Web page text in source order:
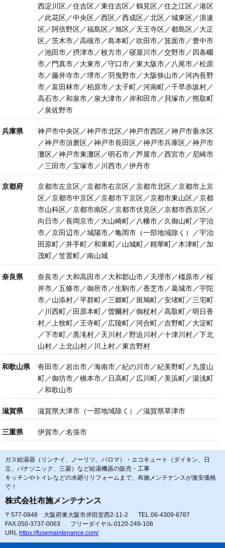
西淀川区／住吉区／東住吉区／鶴見区／住之江区／港区
／此花区／中央区／西区／西成区／北区／城東区／浪速
区／阿倍野区／福島区／旭区／天王寺区／都島区／大正
区／茨木市／高槻市／島本町／吹田市／箕面市／豊中市
／池田市／摂津市／枚方市／寝屋川市／交野市／四条畷
市／門真市／大東市／守口市／東大阪市／八尾市／松原
市／藤井寺市／堺市／羽曳野市／大阪狭山市／河内長野
市／富田林市／柏原市／太子町／河南町／千早赤坂村／
高石市／和泉市／泉大津市／岸和田市／貝塚市／熊取町
／泉佐野市
兵庫県
神戸市中央区／神戸市北区／神戸市西区／神戸市垂水区
／神戸市須磨区／神戸市長田区／神戸市兵庫区／神戸市
灘区／神戸市東灘区／明石市／芦屋市／西宮市／尼崎市
／三田市／宝塚市／川西市／伊丹市
京都府
京都市左京区／京都市右京区／京都市北区／京都市上京
区／京都市中京区／京都市下京区／京都市東山区／京都
市山科区／京都市南区／京都市伏見区／京都市西京区／
向日市／長岡京市／大山崎町／八幡市／久御山町／宇治
市／京田辺市／城陽市／亀岡市（一部地域除く）／宇治
田原町／井手町／和東町／山城町／精華町／木津町／加
茂町／笠置町／南山城
奈良県
奈良市／大和高田市／大和郡山市／天理市／橿原市／桜
井市／五條市／御所市／生駒市／香芝市／葛城市／宇陀
市／山添村／平群町／三郷町／斑鳩町／安堵町／三宅町
／川西町／田原本町／曽爾村／御杖村／高取町／明日香
村／上牧町／王寺町／広陵町／河合町／吉野町／大淀町
／下市町／黒滝村／天川村／野迫川村／十津川村／下北
山村／上北山村／川上村／東吉野村
和歌山県
有田市／岩出市／海南市／紀の川市／紀美野町／九度山
町／御坊市／橋本市／日高町／広川町／美浜町／湯浅町
／和歌山市
滋賀県 滋賀県大津市（一部地域除く）／滋賀県草津市
三重県 伊賀市／名張市
ガス給湯器（リンナイ、ノーリツ、パロマ）・エコキュート（ダイキン、日
立、パナソニック、三菱）など給湯機器の販売・工事
キッチンやトイレなどの水廻りリフォームまで、布施メンテナンスが激安価格
で！
株式会社布施メンテナンス
〒577-0848 大阪府東大阪市岸田堂西2-11-2
TEL.06-4309-8787
FAX.050-3737-0063
フリーダイヤル.0120-249-108
URL https://fusemaintenance.com/